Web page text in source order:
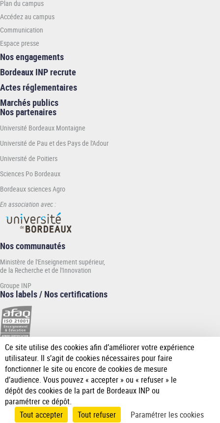
ENSMAC
Plan du campus
Accédez au campus
Communication
Espace presse
Nos engagements
Bordeaux INP recrute
Actes réglementaires
Marchés publics
Nos partenaires
Université Bordeaux Montaigne
Université de Pau et des Pays de l'Adour
Université de Poitiers
Sciences Po Bordeaux
Bordeaux sciences Agro
En association avec :
Nos communautés
Ministère de l'Enseignement supérieur,
de la Recherche et de l'Innovation
Groupe INP
Nos labels / Nos certifications
AccueilAccessibilité
Mentions
Données
Gérer les
Ce site utilise des cookies afin d’améliorer votre expérience
utilisateur. Il s’agit de cookies nécessaires pour faire
fonctionner le site ou encore de cookies de mesure
d’audience. Vous pouvez « accepter » ou « refuser » le
dépôt des cookies de la part de Bordeaux INP ou
paramétrer ce dépôt.
Tout accepter Tout refuser Paramétrer les cookies